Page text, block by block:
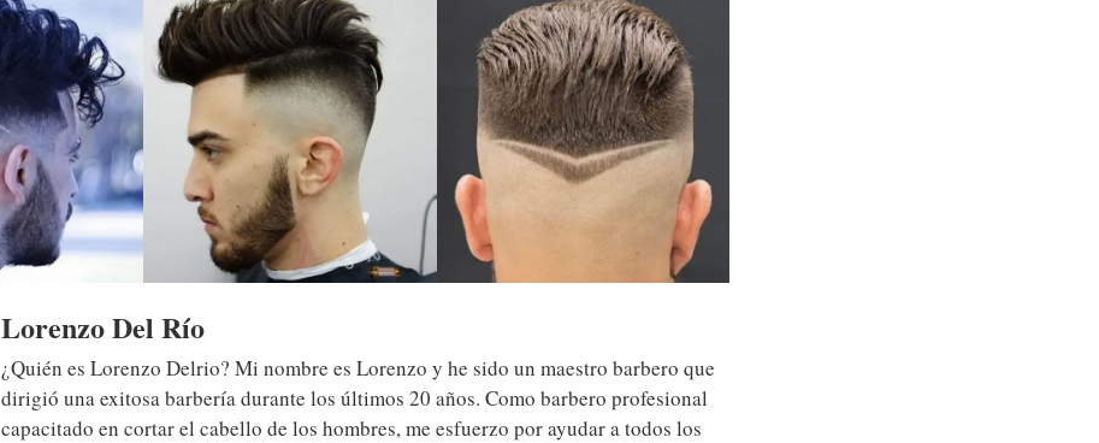
Lorenzo Del Río
¿Quién es Lorenzo Delrio? Mi nombre es Lorenzo y he sido un maestro barbero que
dirigió una exitosa barbería durante los últimos 20 años. Como barbero profesional
capacitado en cortar el cabello de los hombres, me esfuerzo por ayudar a todos los